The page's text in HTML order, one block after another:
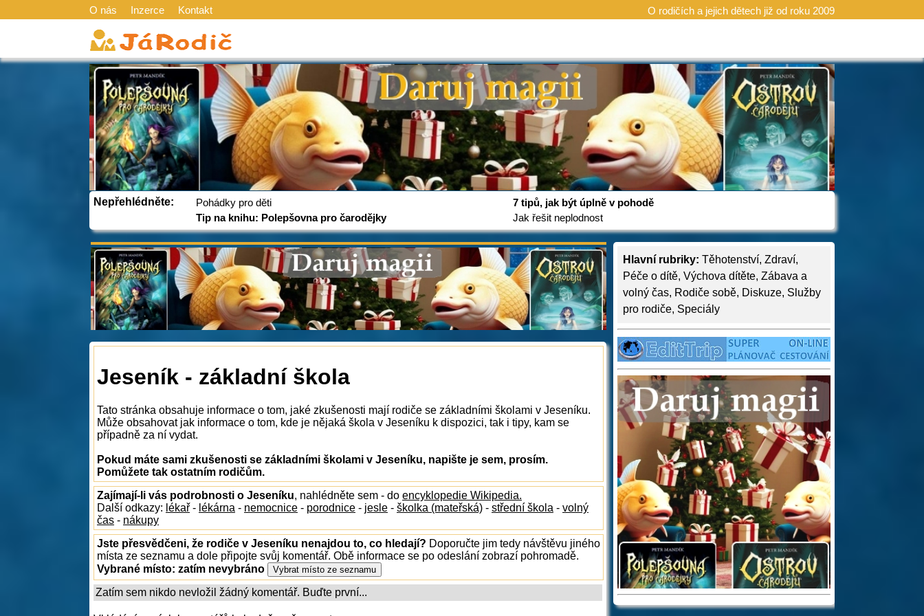
O nás Inzerce Kontakt O rodičích a jejich dětech již od roku 2009
Nepřehlédněte:
Pohádky pro děti
Tip na knihu: Polepšovna pro čarodějky
7 tipů, jak být úplně v pohodě
Jak řešit neplodnost
Hlavní rubriky: Těhotenství, Zdraví,
Péče o dítě, Výchova dítěte, Zábava a
volný čas, Rodiče sobě, Diskuze, Služby
pro rodiče, Speciály
Jeseník - základní škola
Tato stránka obsahuje informace o tom, jaké zkušenosti mají rodiče se základními školami v Jeseníku.
Může obsahovat jak informace o tom, kde je nějaká škola v Jeseníku k dispozici, tak i tipy, kam se
případně za ní vydat.
Pokud máte sami zkušenosti se základními školami v Jeseníku, napište je sem, prosím.
Pomůžete tak ostatním rodičům.
Zajímají-li vás podrobnosti o Jeseníku, nahlédněte sem - do encyklopedie Wikipedia.
Další odkazy: lékař - lékárna - nemocnice - porodnice - jesle - školka (mateřská) - střední škola - volný
čas - nákupy
Jste přesvědčeni, že rodiče v Jeseníku nenajdou to, co hledají? Doporučte jim tedy návštěvu jiného
místa ze seznamu a dole připojte svůj komentář. Obě informace se po odeslání zobrazí pohromadě.
Vybrané místo: zatím nevybráno
Zatím sem nikdo nevložil žádný komentář. Buďte první...